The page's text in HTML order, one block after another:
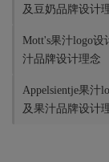
及豆奶品牌设计
Mott's果汁logo设
汁品牌设计理念
Appelsientje果汁
及果汁品牌设计